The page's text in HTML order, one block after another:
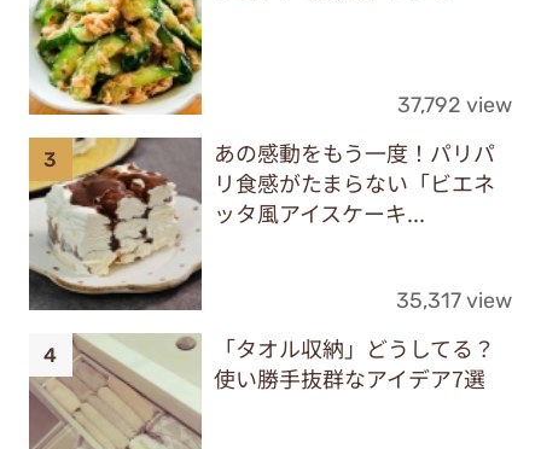
37,792 view
あの感動をもう一度！パリパ
リ食感がたまらない「ビエネ
ッタ風アイスケーキ...
35,317 view
「タオル収納」どうしてる？
使い勝手抜群なアイデア7選